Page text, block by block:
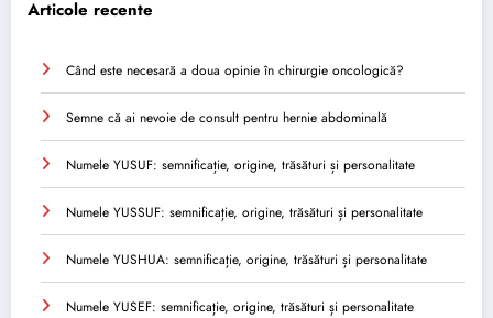
Articole recente
Când este necesară a doua opinie în chirurgie oncologică?
Semne că ai nevoie de consult pentru hernie abdominală
Numele YUSUF: semnificație, origine, trăsături și personalitate
Numele YUSSUF: semnificație, origine, trăsături și personalitate
Numele YUSHUA: semnificație, origine, trăsături și personalitate
Numele YUSEF: semnificație, origine, trăsături și personalitate